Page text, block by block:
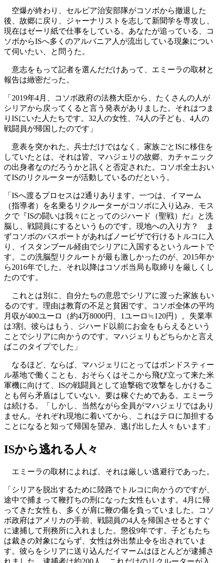
空爆が終わり、セルビア治安部隊がコソボから撤退した
後、故郷に戻り、ジャーナリストを志して新聞学を専攻し、
現在はゼーリ紙で仕事をしている。あなたが追っている、コ
ソボからISへ多くのアルバニア人が流出している現象につい
て伺いたい、と問うた。
意志をもって記者を選んだだけあって、エミーラの取材と
報告は緻密だった。
「2019年4月、コソボ政府の法務大臣から、たくさんの人が
シリアから戻ってくると言う発表がありました。それはつま
りISにいた人たちです。32人の女性、74人の子ども、4人の
戦闘員が帰国したのです」
意表を突かれた。兵士だけではなく、家族ごとISに移住を
していたとは。それは皆、マハジェリの故郷、カチャニック
の出身者なのだろうかと訊くと否定された。コソボ全土おい
てISのリクルーターが活動しているのだという。
「ISへ渡るプロセスは2通りあります。一つは、イマーム
（指導者）を名乗るリクルーターがコソボに入り込み、モス
クで『ISの闘いは我々にとってのジハード（聖戦）だ』と洗
脳し、戦闘員にするというものです。現地への入り方？ ま
ずコソボのパスポートがあればノービザで行けるトルコに入
り、イスタンブール経由でシリアに入国するというルートで
す。この洗脳型リクルートが最も激しかったのが、2015年か
ら2016年でした。それ以降はコソボ当局も取締りを厳しくし
たのです。
これとは別に、自分たちの意思でシリアに渡った家族もい
るのです。理由は教育の不足と貧困です。コソボ全体の平均
月収が400ユーロ（約4万8000円、1ユーロ≒120円）。失業率
は3割。彼らはもう、ジハード以前にお金をもらえるという
ことでシリアに向かうのです。マハジェリもどちらかと言え
ばこのタイプでした」
なるほど、ならば、マハジェリにとってはボンドスティー
ル基地で働くことも、おそらくはそこから飛び立って来た米
軍機に向けて、ISの戦闘員として迫撃砲で攻撃をしかけるこ
とも何ら矛盾はしていない。要は稼ぐためである。エミーラ
は続ける。「しかし、当然ながら全員がマハジェリではあり
ません。それぞれ現地に着いてから、これはテロに加担する
ことになると知って帰国を望み、逃げ出した人々もいます」
ISから逃れる人々
エミーラの取材によれば、それは厳しい逃避行であった。
「シリアを脱出するために陸路でトルコに向かうのですが、
途中で捕まって鞭打ちの刑になった女性もいます。4月に帰
ってきた女性も、多くが肩に鞭の傷を負っていました。コソ
ボ政府はアメリカの手前、戦闘員の4人を帰国させるとすぐ
に逮捕して刑務所に入れました。懲役9年です。子どもたち
は裁きの対象にならず、女性は外出禁止令を出されていま
す。彼らをシリアに送り込んだイマームはほとんどが逮捕さ
れました。逮捕者は約200人。これだけのリクルーターが入